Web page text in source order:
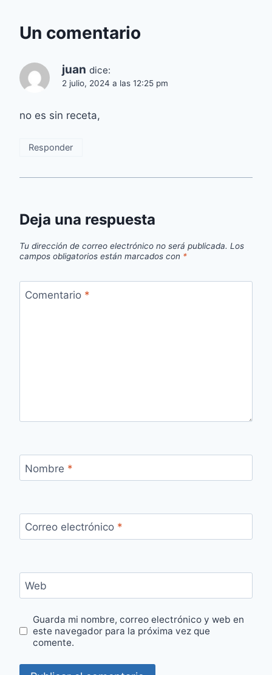
Un comentario
juan dice:
2 julio, 2024 a las 12:25 pm
no es sin receta,
Responder
Deja una respuesta
Tu dirección de correo electrónico no será publicada. Los
campos obligatorios están marcados con *
Comentario *
Nombre *
Correo electrónico *
Web
Guarda mi nombre, correo electrónico y web en
este navegador para la próxima vez que
comente.